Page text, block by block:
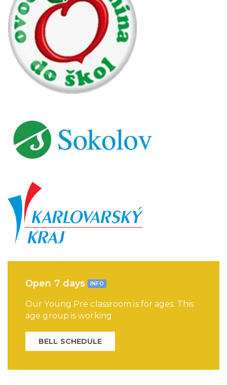
Open 7 days INFO
Our Young Pre classroom is for ages. This
age group is working
BELL SCHEDULE